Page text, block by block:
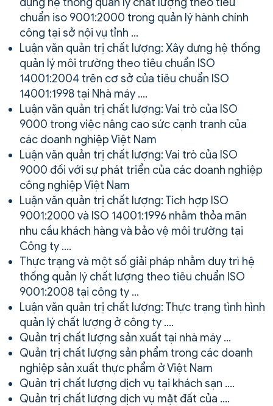
chuẩn iso 9001:2000 trong quản lý hành chính
công tại sở nội vụ tỉnh …
Luận văn quản trị chất lượng: Xây dựng hệ thống
quản lý môi trường theo tiêu chuẩn ISO
14001:2004 trên cơ sở của tiêu chuẩn ISO
14001:1998 tại Nhà máy ….
Luận văn quản trị chất lượng: Vai trò của ISO
9000 trong việc nâng cao sức cạnh tranh của
các doanh nghiệp Việt Nam
Luận văn quản trị chất lượng: Vai trò của ISO
9000 đối với sự phát triển của các doanh nghiệp
công nghiệp Việt Nam
Luận văn quản trị chất lượng: Tích hợp ISO
9001:2000 và ISO 14001:1996 nhằm thỏa mãn
nhu cầu khách hàng và bảo vệ môi trường tại
Công ty ….
Thực trạng và một số giải pháp nhằm duy trì hệ
thống quản lý chất lượng theo tiêu chuẩn ISO
9001:2008 tại công ty …
Luận văn quản trị chất lượng: Thực trạng tình hình
quản lý chất lượng ở công ty ….
Quản trị chất lượng sản xuất tại nhà máy …
Quản trị chất lượng sản phẩm trong các doanh
nghiệp sản xuất thực phẩm ở Việt Nam
Quản trị chất lượng dịch vụ tại khách sạn ….
Quản trị chất lượng dịch vụ mặt đất của ….